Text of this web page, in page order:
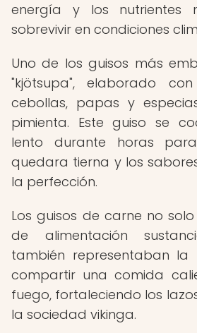
energía y los nutrientes
sobrevivir en condiciones
Uno de los guisos más
"kjötsupa", elaborado
cebollas, papas y
pimienta. Este guiso se
lento durante horas
quedara tierna y los
la perfección.
Los guisos de carne no
de alimentación
también representaban la
compartir una comida
fuego, fortaleciendo los
la sociedad vikinga.